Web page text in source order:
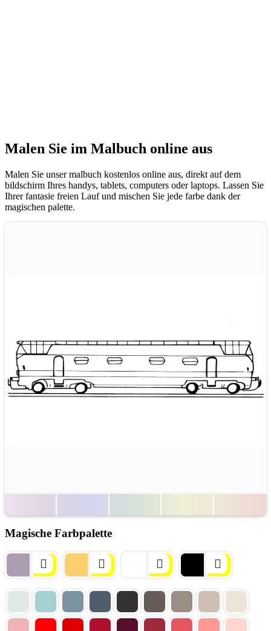
Malen Sie im Malbuch online aus
Malen Sie unser malbuch kostenlos online aus, direkt auf dem
bildschirm Ihres handys, tablets, computers oder laptops. Lassen Sie
Ihrer fantasie freien Lauf und mischen Sie jede farbe dank der
magischen palette.
Magische Farbpalette